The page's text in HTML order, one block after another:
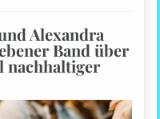
Alexandra
Band über
nachhaltiger